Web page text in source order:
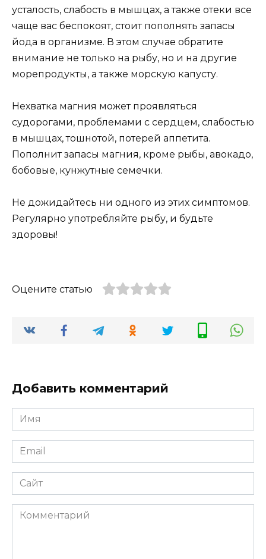
усталость, слабость в мышцах, а также отеки все
чаще вас беспокоят, стоит пополнять запасы
йода в организме. В этом случае обратите
внимание не только на рыбу, но и на другие
морепродукты, а также морскую капусту.
Нехватка магния может проявляться
судорогами, проблемами с сердцем, слабостью
в мышцах, тошнотой, потерей аппетита.
Пополнит запасы магния, кроме рыбы, авокадо,
бобовые, кунжутные семечки.
Не дожидайтесь ни одного из этих симптомов.
Регулярно употребляйте рыбу, и будьте
здоровы!
Оцените статью
Добавить комментарий
Имя
*
Email
*
Сайт
Комментарий